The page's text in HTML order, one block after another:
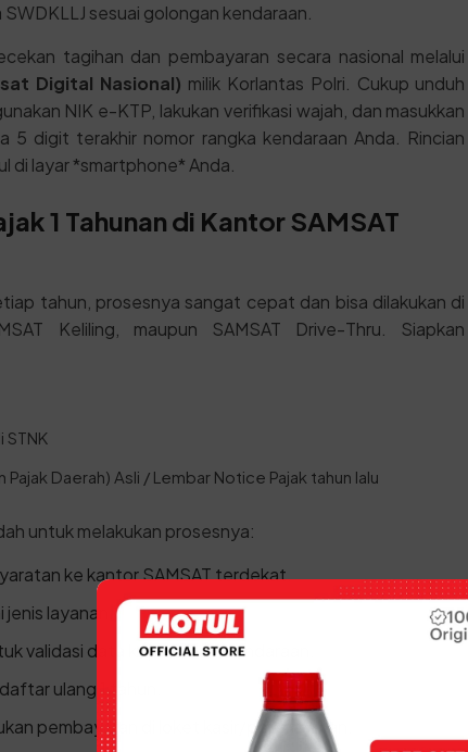
sesuai golongan kendaraan.
tagihan dan pembayaran secara nasional melalui
Digital Nasional) milik Korlantas Polri. Cukup unduh
NIK e-KTP, lakukan verifikasi wajah, dan masukkan
5 digit terakhir nomor rangka kendaraan Anda. Rincian
di layar *smartphone* Anda.
1 Tahunan di Kantor SAMSAT
tahun, prosesnya sangat cepat dan bisa dilakukan di
Keliling, maupun SAMSAT Drive-Thru. Siapkan
STNK
Daerah) Asli / Lembar Notice Pajak tahun lalu
untuk melakukan prosesnya:
ke kantor SAMSAT terdekat.
layanan.
validasi data kepemilikan kendaraan.
ulang 1 tahun.
pembayaran di loket kasir/pembayaran.